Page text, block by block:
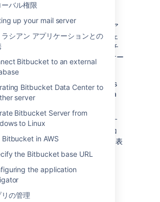
ーバル権限
up your mail server
ラシアン アプリケーションとの
Bitbucket to an external
Bitbucket Data Center to
server
Bitbucket Server from
to Linux
Bitbucket in AWS
the Bitbucket base URL
the application
リの管理
ション リンクを使用してアトラシア
ーションをリンクしたら、プロジェ
を使用して、
プロジェクトまたはチ
する情報を含む、それらの
アプリケー
域を接続できます。
some selection priority advantages
from Project Links that connect Jira
らフィーチャー ブランチを作成す
Jira プロ
クトのリポジトリが一覧で優先して表
れる。
in Bitbucket, the linked Jira
is pre-selected